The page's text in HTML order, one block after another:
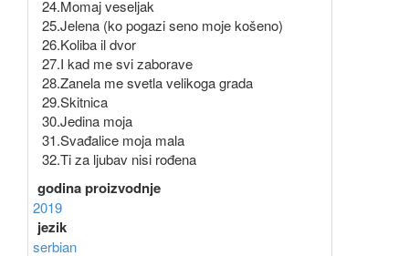
24.Momaj veseljak
25.Jelena (ko pogazi seno moje košeno)
26.Koliba il dvor
27.I kad me svi zaborave
28.Zanela me svetla velikoga grada
29.Skitnica
30.Jedina moja
31.Svađalice moja mala
32.Ti za ljubav nisi rođena
godina proizvodnje
2019
jezik
serbian